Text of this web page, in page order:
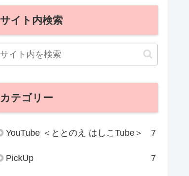
サイト内検索
カテゴリー
YouTube ＜ととのえ はしこTube＞ 7
PickUp 7